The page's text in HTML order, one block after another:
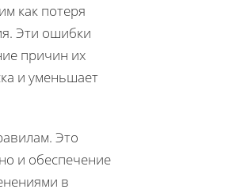
как потеря
Эти ошибки
причин их
и уменьшает
Это
и обеспечение
в